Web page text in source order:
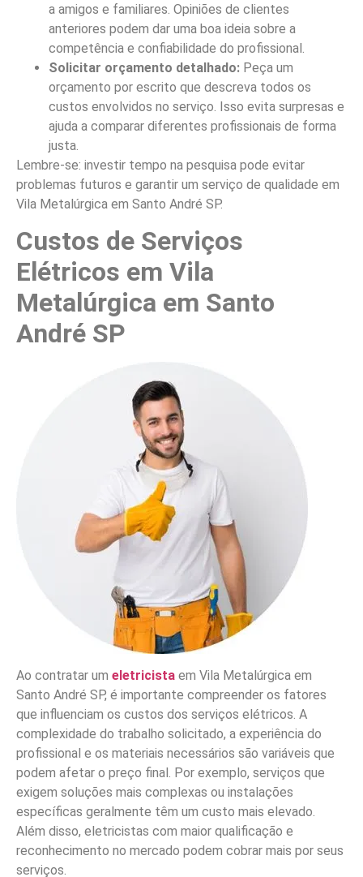
a amigos e familiares. Opiniões de clientes
anteriores podem dar uma boa ideia sobre a
competência e confiabilidade do profissional.
Solicitar orçamento detalhado: Peça um
orçamento por escrito que descreva todos os
custos envolvidos no serviço. Isso evita surpresas e
ajuda a comparar diferentes profissionais de forma
justa.
Lembre-se: investir tempo na pesquisa pode evitar
problemas futuros e garantir um serviço de qualidade em
Vila Metalúrgica em Santo André SP.
Custos de Serviços
Elétricos em Vila
Metalúrgica em Santo
André SP
Ao contratar um eletricista em Vila Metalúrgica em
Santo André SP, é importante compreender os fatores
que influenciam os custos dos serviços elétricos. A
complexidade do trabalho solicitado, a experiência do
profissional e os materiais necessários são variáveis que
podem afetar o preço final. Por exemplo, serviços que
exigem soluções mais complexas ou instalações
específicas geralmente têm um custo mais elevado.
Além disso, eletricistas com maior qualificação e
reconhecimento no mercado podem cobrar mais por seus
serviços.